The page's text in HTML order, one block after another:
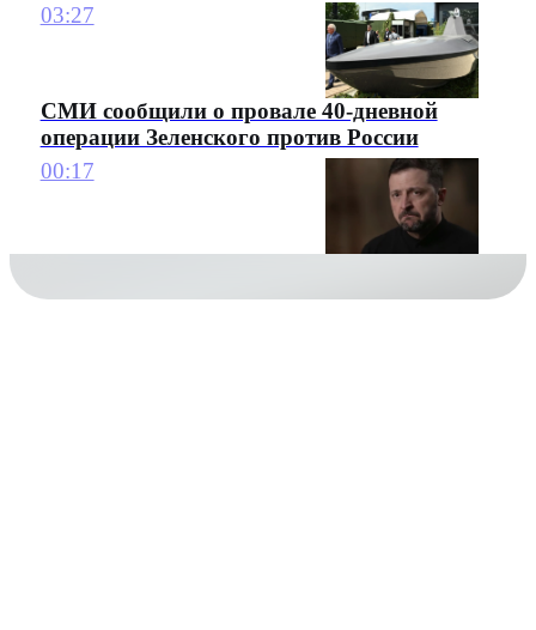
03:27
СМИ сообщили о провале 40-дневной
операции Зеленского против России
00:17